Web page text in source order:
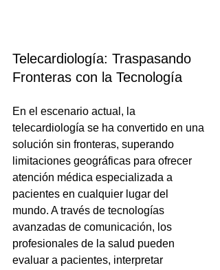
Telecardiología: Traspasando
Fronteras con la Tecnología
En el escenario actual, la
telecardiología se ha convertido en una
solución sin fronteras, superando
limitaciones geográficas para ofrecer
atención médica especializada a
pacientes en cualquier lugar del
mundo. A través de tecnologías
avanzadas de comunicación, los
profesionales de la salud pueden
evaluar a pacientes, interpretar